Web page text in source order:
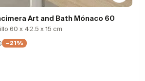
Art and Bath Mónaco 60
60 x 42.5 x 15 cm
−21%